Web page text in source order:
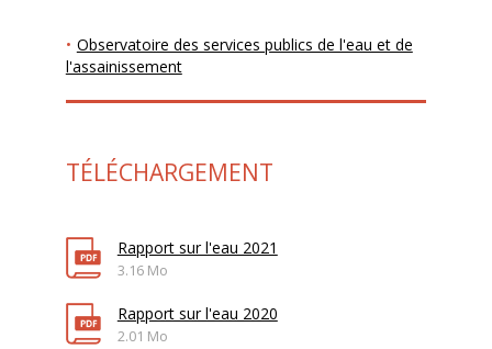
Observatoire des services publics de l'eau et de
l'assainissement
TÉLÉCHARGEMENT
Rapport sur l'eau 2021
3.16 Mo
Rapport sur l'eau 2020
2.01 Mo